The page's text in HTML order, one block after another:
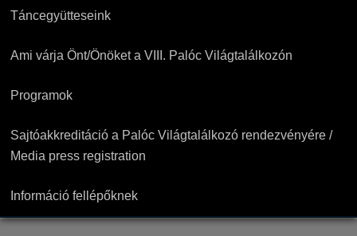
Táncegyütteseink
Ami várja Önt/Önöket a VIII. Palóc Világtalálkozón
Programok
Sajtóakkreditáció a Palóc Világtalálkozó rendezvényére /
Media press registration
Információ fellépőknek